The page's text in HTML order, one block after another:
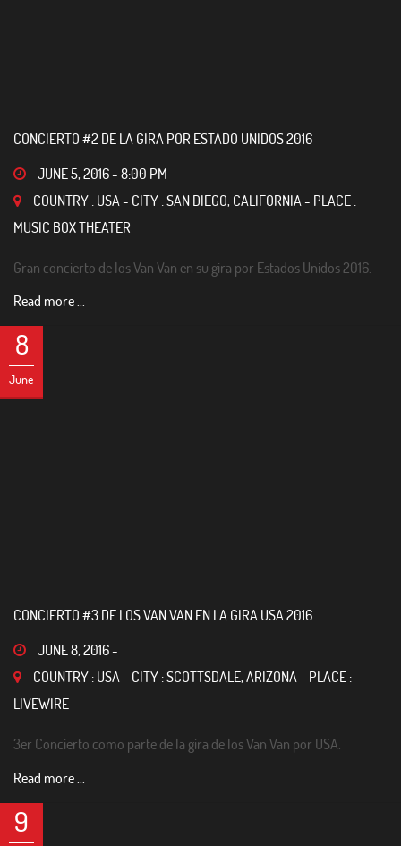
CONCIERTO #2 DE LA GIRA POR ESTADO UNIDOS 2016
JUNE 5, 2016-8:00 PM
COUNTRY : USA - CITY : SAN DIEGO, CALIFORNIA - PLACE :
MUSIC BOX THEATER
Gran concierto de los Van Van en su gira por Estados Unidos 2016.
Read more ...
8
June
CONCIERTO #3 DE LOS VAN VAN EN LA GIRA USA 2016
JUNE 8, 2016-
COUNTRY : USA - CITY : SCOTTSDALE, ARIZONA - PLACE :
LIVEWIRE
3er Concierto como parte de la gira de los Van Van por USA.
Read more ...
9